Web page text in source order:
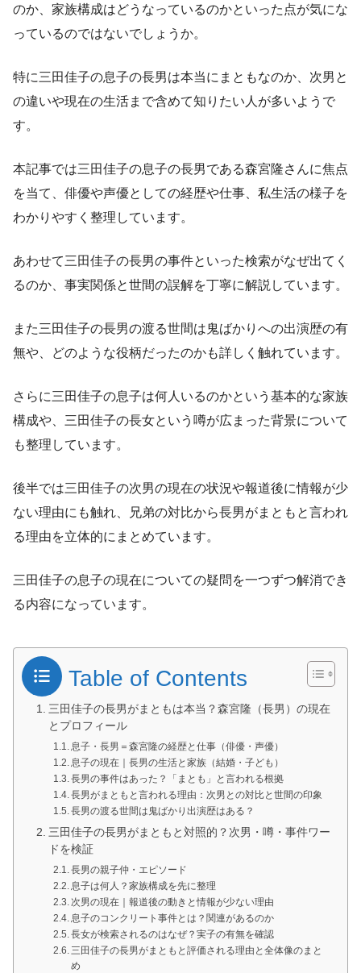
のか、家族構成はどうなっているのかといった点が気にな
っているのではないでしょうか。
特に三田佳子の息子の長男は本当にまともなのか、次男と
の違いや現在の生活まで含めて知りたい人が多いようで
す。
本記事では三田佳子の息子の長男である森宮隆さんに焦点
を当て、俳優や声優としての経歴や仕事、私生活の様子を
わかりやすく整理しています。
あわせて三田佳子の長男の事件といった検索がなぜ出てく
るのか、事実関係と世間の誤解を丁寧に解説しています。
また三田佳子の長男の渡る世間は鬼ばかりへの出演歴の有
無や、どのような役柄だったのかも詳しく触れています。
さらに三田佳子の息子は何人いるのかという基本的な家族
構成や、三田佳子の長女という噂が広まった背景について
も整理しています。
後半では三田佳子の次男の現在の状況や報道後に情報が少
ない理由にも触れ、兄弟の対比から長男がまともと言われ
る理由を立体的にまとめています。
三田佳子の息子の現在についての疑問を一つずつ解消でき
る内容になっています。
Table of Contents
三田佳子の長男がまともは本当？森宮隆（長男）の現在
とプロフィール
息子・長男＝森宮隆の経歴と仕事（俳優・声優）
息子の現在｜長男の生活と家族（結婚・子ども）
長男の事件はあった？「まとも」と言われる根拠
長男がまともと言われる理由：次男との対比と世間の印象
長男の渡る世間は鬼ばかり出演歴はある？
三田佳子の長男がまともと対照的？次男・噂・事件ワー
ドを検証
長男の親子仲・エピソード
息子は何人？家族構成を先に整理
次男の現在｜報道後の動きと情報が少ない理由
息子のコンクリート事件とは？関連があるのか
長女が検索されるのはなぜ？実子の有無を確認
三田佳子の長男がまともと評価される理由と全体像のまと
め